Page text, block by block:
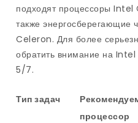
подходят процессоры
также
Celeron. Для более
обратить внимание на
5/7.
Тип задач
процессор